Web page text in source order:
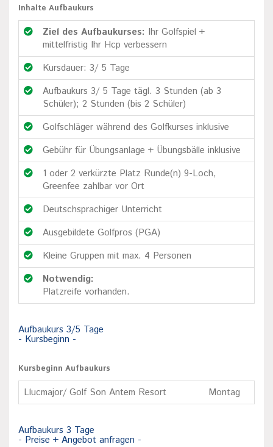
Inhalte Aufbaukurs
Ziel des Aufbaukurses: Ihr Golfspiel +
mittelfristig Ihr Hcp verbessern
Kursdauer: 3/ 5 Tage
Aufbaukurs 3/ 5 Tage tägl. 3 Stunden (ab 3
Schüler); 2 Stunden (bis 2 Schüler)
Golfschläger während des Golfkurses inklusive
Gebühr für Übungsanlage + Übungsbälle inklusive
1 oder 2 verkürzte Platz Runde(n) 9-Loch,
Greenfee zahlbar vor Ort
Deutschsprachiger Unterricht
Ausgebildete Golfpros (PGA)
Kleine Gruppen mit max. 4 Personen
Notwendig:
Platzreife vorhanden.
Aufbaukurs 3/5 Tage
- Kursbeginn -
Kursbeginn Aufbaukurs
Llucmajor/ Golf Son Antem Resort Montag
Aufbaukurs 3 Tage
- Preise + Angebot anfragen -